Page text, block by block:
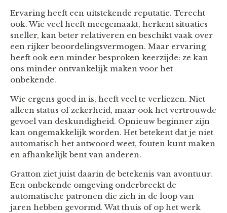
Ervaring heeft een uitstekende reputatie. Terecht
ook. Wie veel heeft meegemaakt, herkent situaties
sneller, kan beter relativeren en beschikt vaak over
een rijker beoordelingsvermogen. Maar ervaring
heeft ook een minder besproken keerzijde: ze kan
ons minder ontvankelijk maken voor het
onbekende.
Wie ergens goed in is, heeft veel te verliezen. Niet
alleen status of zekerheid, maar ook het vertrouwde
gevoel van deskundigheid. Opnieuw beginner zijn
kan ongemakkelijk worden. Het betekent dat je niet
automatisch het antwoord weet, fouten kunt maken
en afhankelijk bent van anderen.
Gratton ziet juist daarin de betekenis van avontuur.
Een onbekende omgeving onderbreekt de
automatische patronen die zich in de loop van
jaren hebben gevormd. Wat thuis of op het werk